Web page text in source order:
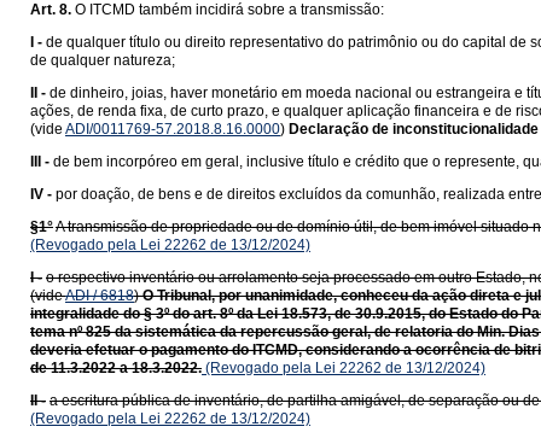
Art. 8. O ITCMD também incidirá sobre a transmissão:
I - de qualquer título ou direito representativo do patrimônio ou do capital de
de qualquer natureza;
II - de dinheiro, joias, haver monetário em moeda nacional ou estrangeira e
ações, de renda fixa, de curto prazo, e qualquer aplicação financeira e de
(vide ADI/0011769-57.2018.8.16.0000) Declaração de
III - de bem incorpóreo em geral, inclusive título e crédito que o represente,
IV - por doação, de bens e de direitos excluídos da comunhão, realizada
§1°A transmissão de propriedade ou de domínio útil, de bem imóvel
(Revogado pela Lei 22262 de 13/12/2024)
I - o respectivo inventário ou arrolamento seja processado em outro Estado,
(videADI / 6818)O Tribunal, por unanimidade, conheceu da ação direta
integralidade do § 3º do art. 8º da Lei 18.573, de 30.9.2015, do Estado
tema nº 825 da sistemática da repercussão geral, de relatoria do Min.
deveria efetuar o pagamento do ITCMD, considerando a ocorrência de
de 11.3.2022 a 18.3.2022. (Revogado pela Lei 22262 de 13/12/2024)
II - a escritura pública de inventário, de partilha amigável, de separação ou
(Revogado pela Lei 22262 de 13/12/2024)